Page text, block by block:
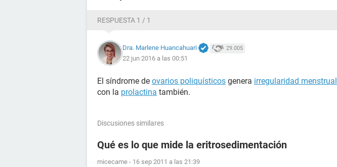
RESPUESTA 1 / 1
Dra. Marlene Huancahuari 29.005
22 jun 2016 a las 00:51
El síndrome de ovarios poliquísticos genera irregularidad menstrual
con la prolactina también.
Discusiones similares
Qué es lo que mide la eritrosedimentación
micecame - 16 sep 2011 a las 21:39